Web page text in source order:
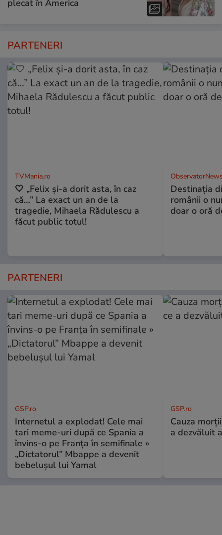
plecat în America
PARTENERI
TVMania.ro
🤍 „Felix și-a dorit asta, în caz
că…” La exact un an de la
tragedie, Mihaela Rădulescu a
făcut public totul!
Destinaţia
românii o
doar o oră
PARTENERI
GSP.ro
Internetul a explodat! Cele mai
tari meme-uri după ce Spania a
învins-o pe Franța în semifinale »
„Dictatorul” Mbappe a devenit
bebelușul lui Yamal
GSP.ro
Cauza
a dezvăluit